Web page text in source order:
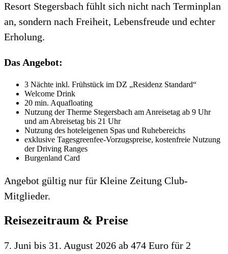
Resort Stegersbach fühlt sich nicht nach Terminplan
an, sondern nach Freiheit, Lebensfreude und echter
Erholung.
Das Angebot:
3 Nächte inkl. Frühstück im DZ „Residenz Standard“
Welcome Drink
20 min. Aquafloating
Nutzung der Therme Stegersbach am Anreisetag ab 9 Uhr
und am Abreisetag bis 21 Uhr
Nutzung des hoteleigenen Spas und Ruhebereichs
exklusive Tagesgreenfee-Vorzugspreise, kostenfreie Nutzung
der Driving Ranges
Burgenland Card
Angebot gültig nur für Kleine Zeitung Club-
Mitglieder.
Reisezeitraum & Preise
7. Juni bis 31. August 2026 ab 474 Euro für 2